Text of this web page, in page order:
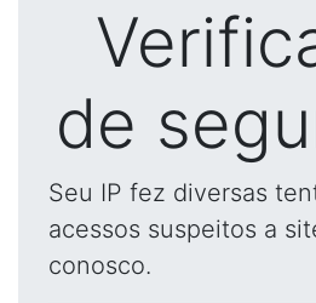
de
Seu IP fez diversas
acessos suspeitos a
conosco.